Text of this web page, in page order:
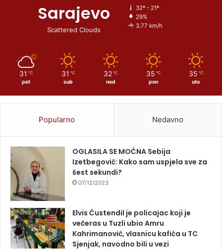
Sarajevo
Scattered Clouds
32º - 21º
29%
3.77 km/h
31 ℃
pet
31 ℃
sub
32 ℃
ned
35 ℃
pon
35 ℃
uto
Popularno Nedavno
OGLASILA SE MOĆNA Sebija
Izetbegović: Kako sam uspjela sve za
šest sekundi?
07/12/2023
Elvis Ćustendil je policajac koji je
večeras u Tuzli ubio Amru
Kahrimanović, vlasnicu kafića u TC
Sjenjak, navodno bili u vezi